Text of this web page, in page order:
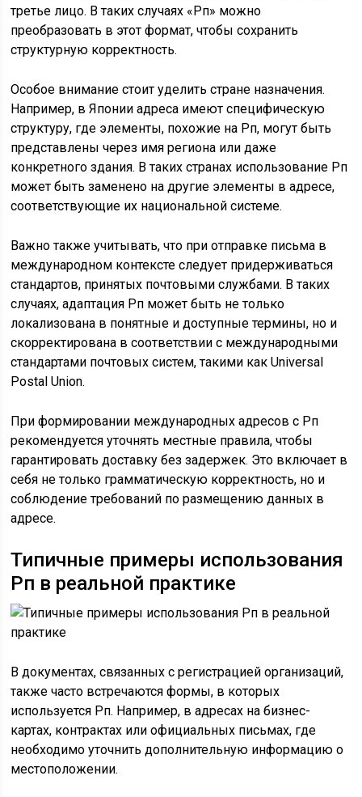
третье лицо. В таких случаях «Рп» можно
преобразовать в этот формат, чтобы сохранить
структурную корректность.
Особое внимание стоит уделить стране назначения.
Например, в Японии адреса имеют специфическую
структуру, где элементы, похожие на Рп, могут быть
представлены через имя региона или даже
конкретного здания. В таких странах использование Рп
может быть заменено на другие элементы в адресе,
соответствующие их национальной системе.
Важно также учитывать, что при отправке письма в
международном контексте следует придерживаться
стандартов, принятых почтовыми службами. В таких
случаях, адаптация Рп может быть не только
локализована в понятные и доступные термины, но и
скорректирована в соответствии с международными
стандартами почтовых систем, такими как Universal
Postal Union.
При формировании международных адресов с Рп
рекомендуется уточнять местные правила, чтобы
гарантировать доставку без задержек. Это включает в
себя не только грамматическую корректность, но и
соблюдение требований по размещению данных в
адресе.
Типичные примеры использования
Рп в реальной практике
В документах, связанных с регистрацией организаций,
также часто встречаются формы, в которых
используется Рп. Например, в адресах на бизнес-
картах, контрактах или официальных письмах, где
необходимо уточнить дополнительную информацию о
местоположении.